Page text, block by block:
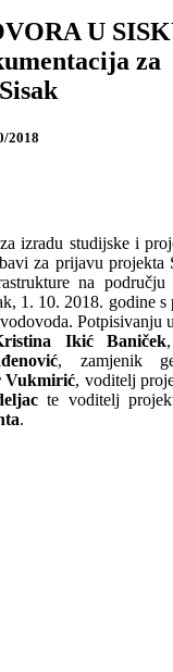
U
za
2018
izradu studijske i
za prijavu projekta
na području
1. 10. 2018. godine s
Potpisivanju
Ikić Baniček
, zamjenik
Vukmirić, voditelj
te voditelj
.